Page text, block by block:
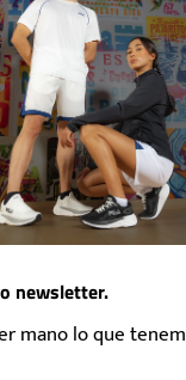
newsletter.
mano lo que